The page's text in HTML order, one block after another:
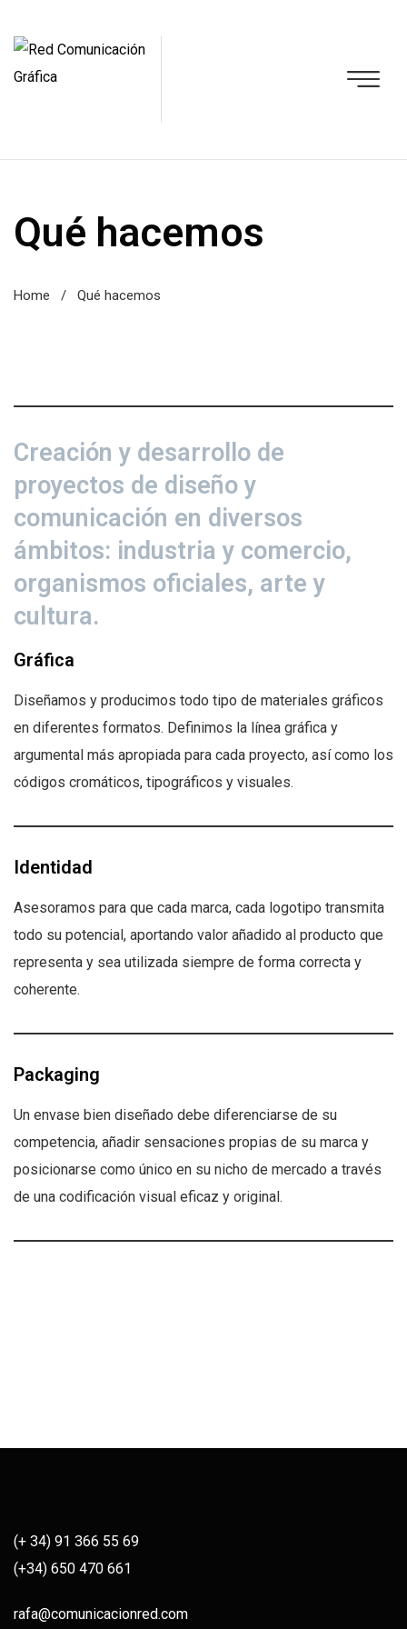
Qué hacemos
Home / Qué hacemos
Creación y desarrollo de
proyectos de diseño y
comunicación en diversos
ámbitos: industria y comercio,
organismos oficiales, arte y
cultura.
Gráfica
Diseñamos y producimos todo tipo de materiales gráficos
en diferentes formatos. Definimos la línea gráfica y
argumental más apropiada para cada proyecto, así como los
códigos cromáticos, tipográficos y visuales.
Identidad
Asesoramos para que cada marca, cada logotipo transmita
todo su potencial, aportando valor añadido al producto que
representa y sea utilizada siempre de forma correcta y
coherente.
Packaging
Un envase bien diseñado debe diferenciarse de su
competencia, añadir sensaciones propias de su marca y
posicionarse como único en su nicho de mercado a través
de una codificación visual eficaz y original.
(+ 34) 91 366 55 69
(+34) 650 470 661
rafa@comunicacionred.com